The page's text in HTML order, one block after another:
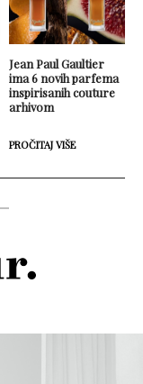
Jean Paul Gaultier
ima 6 novih parfema
inspirisanih couture
arhivom
PROČITAJ VIŠE